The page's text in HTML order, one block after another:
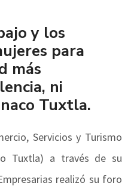
y los
para
más
ni
Tuxtla.
Servicios y Turismo
Tuxtla) a través de su
realizó su foro